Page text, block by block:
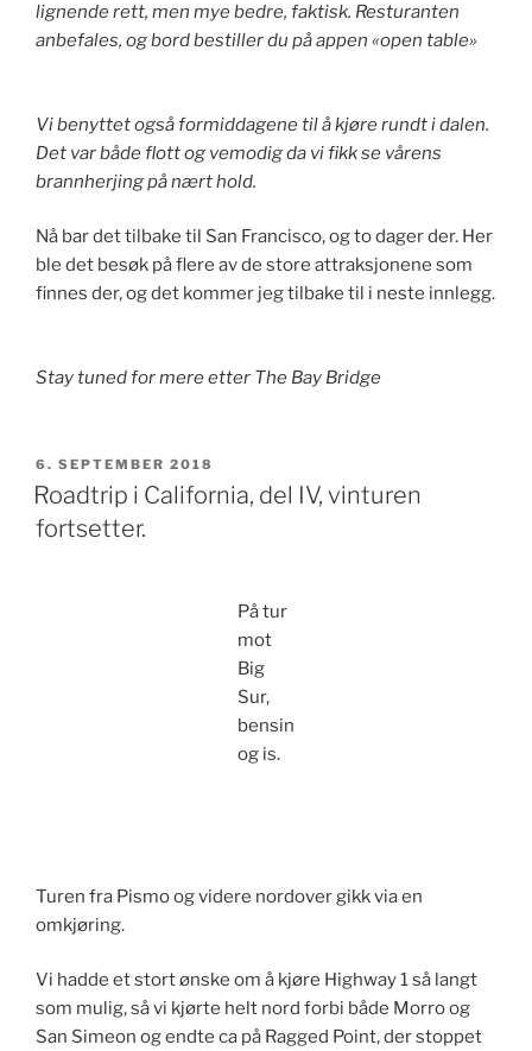
lignende rett, men mye bedre, faktisk. Resturanten
anbefales, og bord bestiller du på appen «open table»
Vi benyttet også formiddagene til å kjøre rundt i dalen.
Det var både flott og vemodig da vi fikk se vårens
brannherjing på nært hold.
Nå bar det tilbake til San Francisco, og to dager der. Her
ble det besøk på flere av de store attraksjonene som
finnes der, og det kommer jeg tilbake til i neste innlegg.
Stay tuned for mere etter The Bay Bridge
PUBLISERT
6. SEPTEMBER 2018
Roadtrip i California, del IV, vinturen
fortsetter.
På tur
mot
Big
Sur,
bensin
og is.
Turen fra Pismo og videre nordover gikk via en
omkjøring.
Vi hadde et stort ønske om å kjøre Highway 1 så langt
som mulig, så vi kjørte helt nord forbi både Morro og
San Simeon og endte ca på Ragged Point, der stoppet